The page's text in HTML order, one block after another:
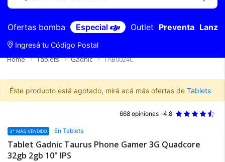
Ofertas bomba Especial Outlet Preventa
Ingresá tu Código Postal
Home Tablets Gadnic TAB0024C
Éste producto está agotado, mirá acá más ofertas de Tablets
668 opiniones -4.8
3° MÁS VENDIDO En Tablets
Tablet Gadnic Taurus Phone Gamer 3G Quadcore
32gb 2gb 10" IPS